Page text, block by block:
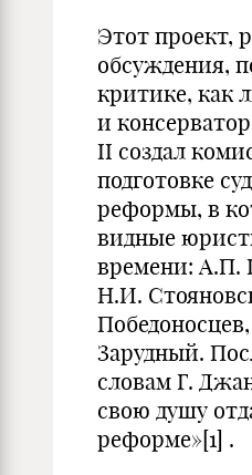
Этот проект,
обсуждения,
критике, как
и
II создал
подготовке
реформы, в
видные
времени: А.П.
Н.И.
Зарудный.
словам Г.
свою душу
реформе»[1] .